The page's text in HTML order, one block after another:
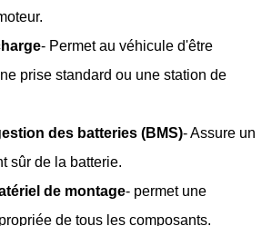
- Permet au véhicule d'être
prise standard ou une station de
des batteries (BMS)- Assure un
sûr de la batterie.
de montage- permet une
de tous les composants.